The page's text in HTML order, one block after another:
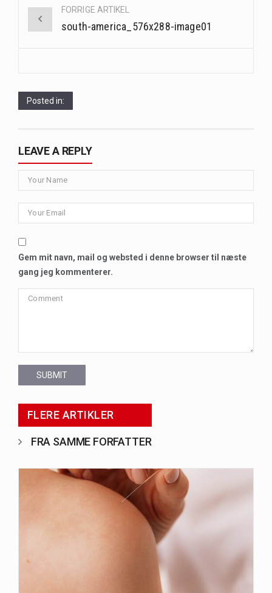
navigationFORRIGE ARTIKEL
south-america_576x288-image01
Posted in:
LEAVE A REPLY
Gem mit navn, mail og websted i denne browser til næste
gang jeg kommenterer.
SUBMIT
FLERE ARTIKLER
FRA SAMME FORFATTER